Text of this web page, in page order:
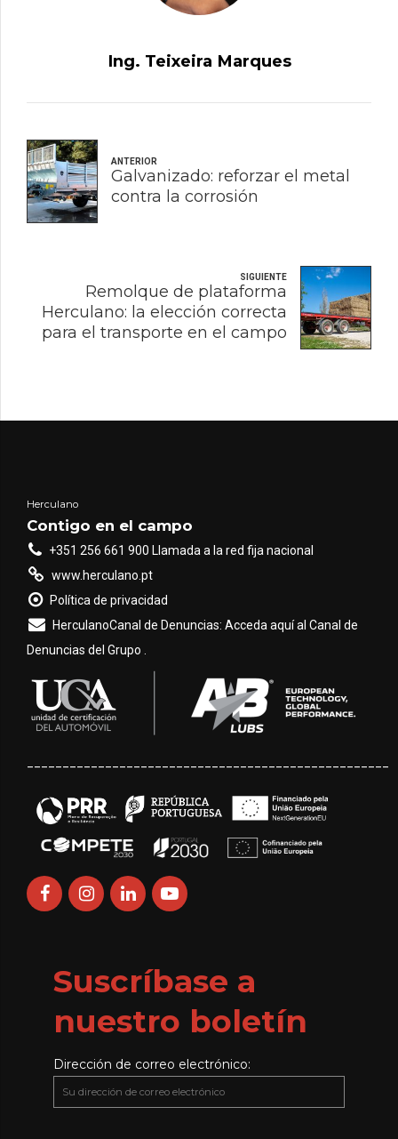
Ing. Teixeira Marques
ANTERIOR
Galvanizado: reforzar el metal
contra la corrosión
SIGUIENTE
Remolque de plataforma
Herculano: la elección correcta
para el transporte en el campo
Herculano
Contigo en el campo
+351 256 661 900 Llamada a la red fija nacional
www.herculano.pt
Política de privacidad
HerculanoCanal de Denuncias: Acceda aquí al Canal de
Denuncias del Grupo .
Suscríbase a
nuestro boletín
Dirección de correo electrónico: